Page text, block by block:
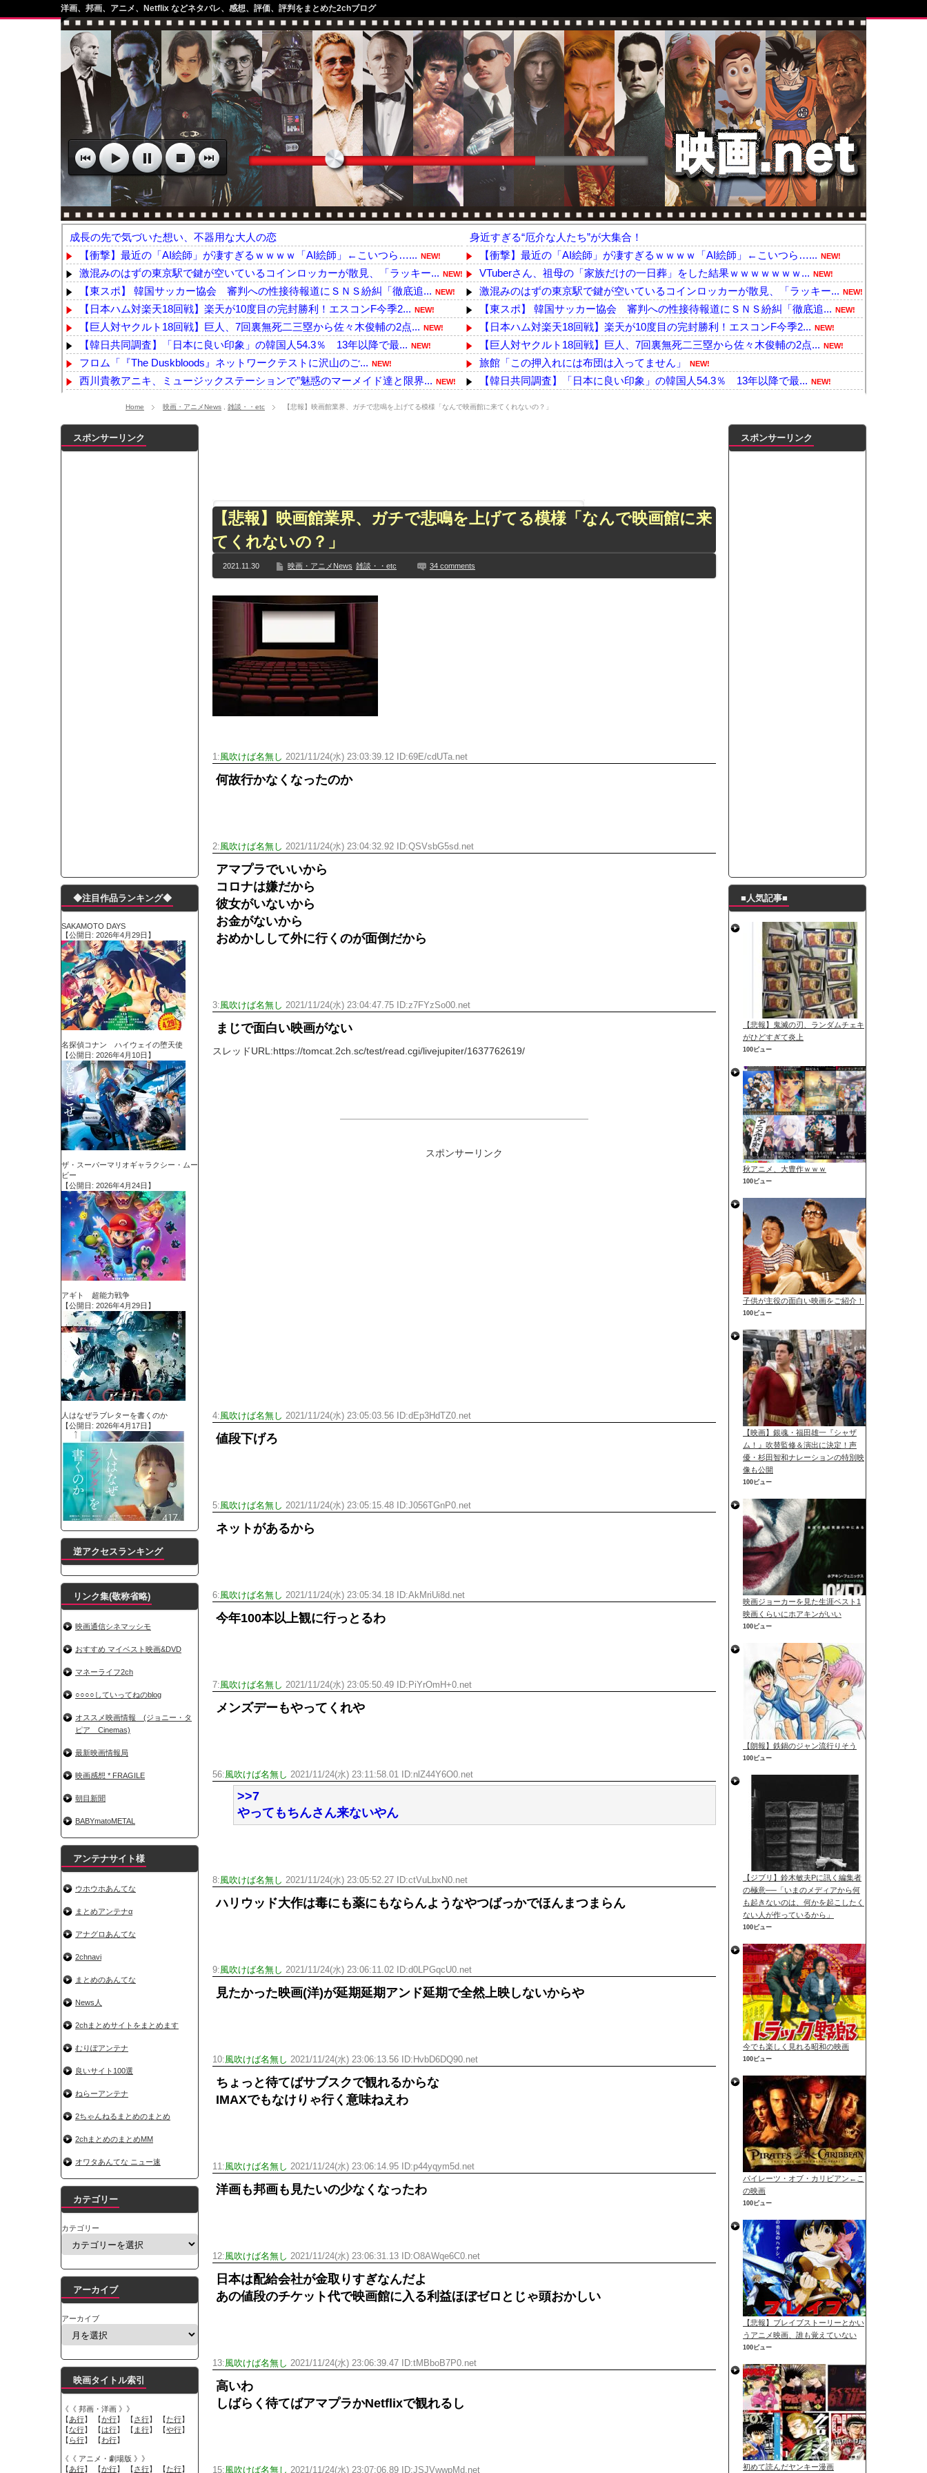
洋画、邦画、アニメ、Netflix などネタバレ、感想、評価、評判をまとめた2chブログ
成長の先で気づいた想い、不器用な大人の恋
【衝撃】最近の「AI絵師」が凄すぎるｗｗｗｗ「AI絵師」←こいつら…... NEW!
激混みのはずの東京駅で鍵が空いているコインロッカーが散見、「ラッキー... NEW!
【東スポ】 韓国サッカー協会 審判への性接待報道にＳＮＳ紛糾「徹底追... NEW!
【日本ハム対楽天18回戦】楽天が10度目の完封勝利！エスコンF今季2... NEW!
【巨人対ヤクルト18回戦】巨人、7回裏無死二三塁から佐々木俊輔の2点... NEW!
【韓日共同調査】「日本に良い印象」の韓国人54.3％ 13年以降で最... NEW!
フロム「『The Duskbloods』ネットワークテストに沢山のご... NEW!
西川貴教アニキ、ミュージックステーションで”魅惑のマーメイド達と限界... NEW!
「クマが悪者扱いされているのが悲しい」『北の国から』倉本聰が語った現...
【YG】BLACKPINKのファンがゴルフクラブをもって事務所を襲撃...
【乃木坂】水谷豊の息子、三山凌輝がW不倫‼共演した久保史緒里と中村麗...
【TWICE】サナが佐藤健とダブル主演の映画で演技に初挑戦‼
【速報】石破首相 大敗の責任「両院議員総会での意見や総括を踏まえ、適...
【画像】色盲にはグレーにしか見えない事実がこちらｗｗｗｗｗｗ
『鬼滅の刃 無限城編』3部作で興収2000億円も視野に!?超巨大マネ...
メイドの格好してるちょちょたんの破壊力が半端ない【梅咲遥】
ランJ民ワイ、新しいランニングシューズを手に入れる
モーニングショー「視聴率5.2％！」テレビ朝日「ひたすら自民批判！」...
出自が社長にバレて「愛人になれ」と脅された。辞めたら1週間もしないう...
【唖然】渋谷のホームレス対策、とんでもない領域へｗｗｗｗｗｗ
子供部屋おじさんなんですがコード類の配線ぐちゃぐちゃさせない方法教え...
ポルシェが満を持して送り出す初EV 「タイカン」はテスラのライバルに...
身近すぎる“厄介な人たち”が大集合！
【衝撃】最近の「AI絵師」が凄すぎるｗｗｗｗ「AI絵師」←こいつら…... NEW!
VTuberさん、祖母の「家族だけの一日葬」をした結果ｗｗｗｗｗｗｗ... NEW!
激混みのはずの東京駅で鍵が空いているコインロッカーが散見、「ラッキー... NEW!
【東スポ】 韓国サッカー協会 審判への性接待報道にＳＮＳ紛糾「徹底追... NEW!
【日本ハム対楽天18回戦】楽天が10度目の完封勝利！エスコンF今季2... NEW!
【巨人対ヤクルト18回戦】巨人、7回裏無死二三塁から佐々木俊輔の2点... NEW!
旅館「この押入れには布団は入ってません」 NEW!
【韓日共同調査】「日本に良い印象」の韓国人54.3％ 13年以降で最... NEW!
海外「日本なんて行くんじゃなかった…」 日本を知ってしまったディズニ...
『超かぐや姫！』公式スピンオフマンガ『超かぐやメシ！』連載開始！！！... NEW!
「水道温いね」←これにお前らなんて答える？正しい回答がコチラｗｗｗｗ...
PC版サイレントヒル新作の動作環境、限界突破www
浦野芽良アナ ピタピタニットでボディラインくっきり！！
Home 映画・アニメNews 雑談・・etc 【悲報】映画館業界、ガチで悲鳴を上げてる模様「なんで映画館に来てくれないの？」
【悲報】映画館業界、ガチで悲鳴を上げてる模様「なんで映画館に来
てくれないの？」
2021.11.30 映画・アニメNews 雑談・・etc 34 comments
1:風吹けば名無し 2021/11/24(水) 23:03:39.12 ID:69E/cdUTa.net
何故行かなくなったのか
2:風吹けば名無し 2021/11/24(水) 23:04:32.92 ID:QSVsbG5sd.net
アマプラでいいから
コロナは嫌だから
彼女がいないから
お金がないから
おめかしして外に行くのが面倒だから
3:風吹けば名無し 2021/11/24(水) 23:04:47.75 ID:z7FYzSo00.net
まじで面白い映画がない
スレッドURL:https://tomcat.2ch.sc/test/read.cgi/livejupiter/1637762619/
スポンサーリンク
4:風吹けば名無し 2021/11/24(水) 23:05:03.56 ID:dEp3HdTZ0.net
値段下げろ
5:風吹けば名無し 2021/11/24(水) 23:05:15.48 ID:J056TGnP0.net
ネットがあるから
6:風吹けば名無し 2021/11/24(水) 23:05:34.18 ID:AkMriUi8d.net
今年100本以上観に行っとるわ
7:風吹けば名無し 2021/11/24(水) 23:05:50.49 ID:PiYrOmH+0.net
メンズデーもやってくれや
56:風吹けば名無し 2021/11/24(水) 23:11:58.01 ID:nlZ44Y6O0.net
>>7
やってもちんさん来ないやん
8:風吹けば名無し 2021/11/24(水) 23:05:52.27 ID:ctVuLbxN0.net
ハリウッド大作は毒にも薬にもならんようなやつばっかでほんまつまらん
9:風吹けば名無し 2021/11/24(水) 23:06:11.02 ID:d0LPGqcU0.net
見たかった映画(洋)が延期延期アンド延期で全然上映しないからや
10:風吹けば名無し 2021/11/24(水) 23:06:13.56 ID:HvbD6DQ90.net
ちょっと待てばサブスクで観れるからな
IMAXでもなけりゃ行く意味ねえわ
11:風吹けば名無し 2021/11/24(水) 23:06:14.95 ID:p44yqym5d.net
洋画も邦画も見たいの少なくなったわ
12:風吹けば名無し 2021/11/24(水) 23:06:31.13 ID:O8AWqe6C0.net
日本は配給会社が金取りすぎなんだよ
あの値段のチケット代で映画館に入る利益ほぼゼロとじゃ頭おかしい
13:風吹けば名無し 2021/11/24(水) 23:06:39.47 ID:tMBboB7P0.net
高いわ
しばらく待てばアマプラかNetflixで観れるし
15:風吹けば名無し 2021/11/24(水) 23:07:06.89 ID:JSJVwwpMd.net
スポンサーリンク
◆注目作品ランキング◆
SAKAMOTO DAYS
【公開日: 2026年4月29日】
名探偵コナン ハイウェイの堕天使
【公開日: 2026年4月10日】
ザ・スーパーマリオギャラクシー・ムー
ビー
【公開日: 2026年4月24日】
アギト 超能力戦争
【公開日: 2026年4月29日】
人はなぜラブレターを書くのか
【公開日: 2026年4月17日】
逆アクセスランキング
リンク集(敬称省略)
映画通信シネマッシモ
おすすめ マイベスト映画&DVD
マネーライフ2ch
○○○○していってねのblog
オススメ映画情報 (ジョニー・タ
ピア Cinemas)
最新映画情報局
映画感想 * FRAGILE
朝目新聞
BABYmatoMETAL
アンテナサイト様
ウホウホあんてな
まとめアンテナα
アナグロあんてな
2chnavi
まとめのあんてな
News人
2chまとめサイトをまとめます
むりぽアンテナ
良いサイト100選
ねらーアンテナ
2ちゃんねるまとめのまとめ
2chまとめのまとめMM
オワタあんてな ニュー速
カテゴリー
カテゴリー
アーカイブ
アーカイブ
映画タイトル索引
《《 邦画・洋画 》》
【あ行】 【か行】 【さ行】 【た行】
【な行】 【は行】 【 ま行】 【や行】
【 ら行】 【わ行】
《《 アニメ・劇場版 》》
【あ行】 【か行】 【さ行】 【た行】
スポンサーリンク
■人気記事■
【悲報】鬼滅の刃、ランダムチェキ
がひどすぎて炎上
100ビュー
秋アニメ、大豊作ｗｗｗ
100ビュー
子供が主役の面白い映画をご紹介！
100ビュー
【映画】銀魂・福田雄一『シャザ
ム！』吹替監修＆演出に決定！声
優・杉田智和ナレーションの特別映
像も公開
100ビュー
映画ジョーカーを見た生涯ベスト1
映画くらいにホアキンがいい
100ビュー
【朗報】鉄鍋のジャン流行りそう
100ビュー
【ジブリ】鈴木敏夫Pに訊く編集者
の極意──「いまのメディアから何
も起きないのは、何かを起こしたく
ない人が作っているから」
100ビュー
今でも楽しく見れる昭和の映画
100ビュー
パイレーツ・オブ・カリビアン←こ
の映画
100ビュー
【悲報】ブレイブストーリーとかい
うアニメ映画、誰も覚えていない
100ビュー
初めて読んだヤンキー漫画